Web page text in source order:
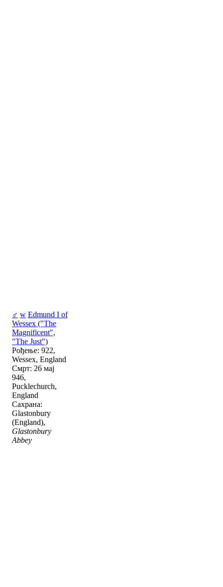
♂ w Edmund I of
Wessex ("The
Magnificent",
"The Just")
Рођење: 922,
Wessex, England
Смрт: 26 мај
946,
Pucklechurch,
England
Сахрана:
Glastonbury
(England),
Glastonbury
Abbey